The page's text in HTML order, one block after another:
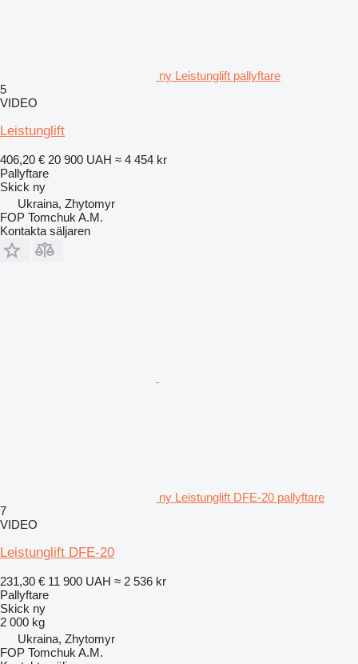
ny Leistunglift pallyftare
5
VIDEO
Leistunglift
406,20 € 20 900 UAH ≈ 4 454 kr
Pallyftare
Skick ny
Ukraina, Zhytomyr
FOP Tomchuk A.M.
Kontakta säljaren
ny Leistunglift DFE-20 pallyftare
7
VIDEO
Leistunglift DFE-20
231,30 € 11 900 UAH ≈ 2 536 kr
Pallyftare
Skick ny
2 000 kg
Ukraina, Zhytomyr
FOP Tomchuk A.M.